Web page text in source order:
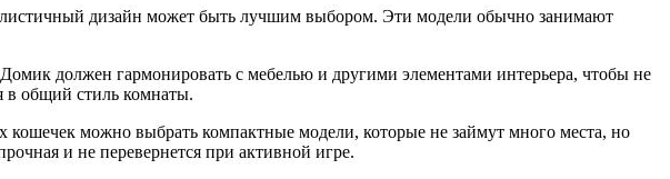
дизайн может быть лучшим выбором. Эти модели обычно занимают
должен гармонировать с мебелью и другими элементами интерьера, чтобы не
в общий стиль комнаты.
можно выбрать компактные модели, которые не займут много места, но
и не перевернется при активной игре.